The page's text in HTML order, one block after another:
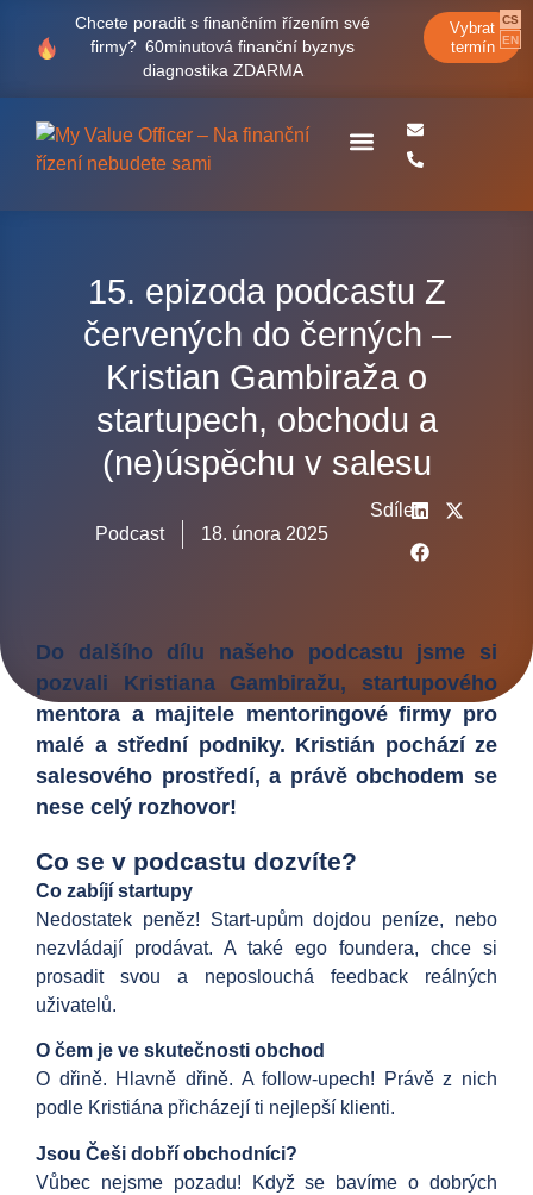
Chcete poradit s finančním řízením své
firmy?60minutová finanční byznys
diagnostika ZDARMA
Vybrat
termín
CS
EN
15. epizoda podcastu Z
červených do černých –
Kristian Gambiraža o
startupech, obchodu a
(ne)úspěchu v salesu
Podcast 18. února 2025
Sdílet
Do dalšího dílu našeho podcastu jsme si
pozvali Kristiana Gambiražu, startupového
mentora a majitele mentoringové firmy pro
malé a střední podniky. Kristián pochází ze
salesového prostředí, a právě obchodem se
nese celý rozhovor!
Co se v podcastu dozvíte?
Co zabíjí startupy
Nedostatek peněz! Start-upům dojdou peníze, nebo
nezvládají prodávat. A také ego foundera, chce si
prosadit svou a neposlouchá feedback reálných
uživatelů.
O čem je ve skutečnosti obchod
O dřině. Hlavně dřině. A follow-upech! Právě z nich
podle Kristiána přicházejí ti nejlepší klienti.
Jsou Češi dobří obchodníci?
Vůbec nejsme pozadu! Když se bavíme o dobrých